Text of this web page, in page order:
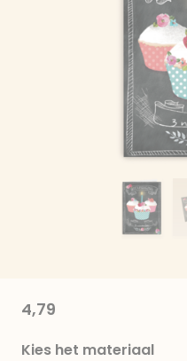
4,79
Kies het materiaal